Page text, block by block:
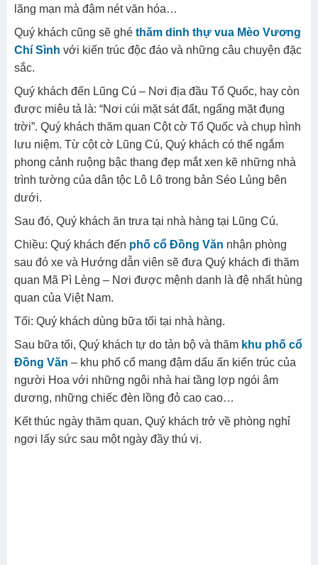
lãng mạn mà đậm nét văn hóa…
Quý khách cũng sẽ ghé thăm dinh thự vua Mèo Vương
Chí Sình với kiến trúc độc đáo và những câu chuyện đặc
sắc.
Quý khách đến Lũng Cú – Nơi địa đầu Tổ Quốc, hay còn
được miêu tả là: “Nơi cúi mặt sát đất, ngẩng mặt đụng
trời”. Quý khách thăm quan Cột cờ Tổ Quốc và chụp hình
lưu niệm. Từ cột cờ Lũng Cú, Quý khách có thể ngắm
phong cảnh ruộng bậc thang đẹp mắt xen kẽ những nhà
trình tường của dân tộc Lô Lô trong bản Séo Lủng bên
dưới.
Sau đó, Quý khách ăn trưa tại nhà hàng tại Lũng Cú.
Chiều: Quý khách đến phố cổ Đồng Văn nhận phòng
sau đó xe và Hướng dẫn viên sẽ đưa Quý khách đi thăm
quan Mã Pì Lèng – Nơi được mệnh danh là đệ nhất hùng
quan của Việt Nam.
Tối: Quý khách dùng bữa tối tại nhà hàng.
Sau bữa tối, Quý khách tự do tản bộ và thăm khu phố cổ
Đồng Văn – khu phố cổ mang đậm dấu ấn kiến trúc của
người Hoa với những ngôi nhà hai tầng lợp ngói âm
dương, những chiếc đèn lồng đỏ cao cao…
Kết thúc ngày thăm quan, Quý khách trở về phòng nghỉ
ngơi lấy sức sau một ngày đầy thú vị.